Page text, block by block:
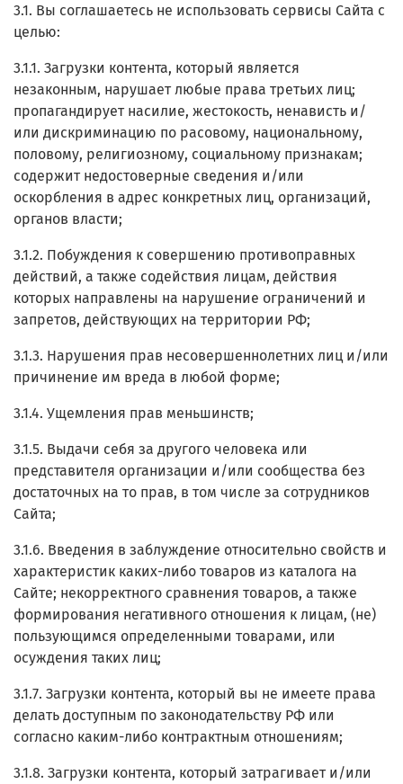
3.1. Вы соглашаетесь не использовать сервисы Сайта с
целью:
3.1.1. Загрузки контента, который является
незаконным, нарушает любые права третьих лиц;
пропагандирует насилие, жестокость, ненависть и/
или дискриминацию по расовому, национальному,
половому, религиозному, социальному признакам;
содержит недостоверные сведения и/или
оскорбления в адрес конкретных лиц, организаций,
органов власти;
3.1.2. Побуждения к совершению противоправных
действий, а также содействия лицам, действия
которых направлены на нарушение ограничений и
запретов, действующих на территории РФ;
3.1.3. Нарушения прав несовершеннолетних лиц и/или
причинение им вреда в любой форме;
3.1.4. Ущемления прав меньшинств;
3.1.5. Выдачи себя за другого человека или
представителя организации и/или сообщества без
достаточных на то прав, в том числе за сотрудников
Сайта;
3.1.6. Введения в заблуждение относительно свойств и
характеристик каких-либо товаров из каталога на
Сайте; некорректного сравнения товаров, а также
формирования негативного отношения к лицам, (не)
пользующимся определенными товарами, или
осуждения таких лиц;
3.1.7. Загрузки контента, который вы не имеете права
делать доступным по законодательству РФ или
согласно каким-либо контрактным отношениям;
3.1.8. Загрузки контента, который затрагивает и/или